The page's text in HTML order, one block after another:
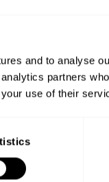
and to analyse
partners
use of their